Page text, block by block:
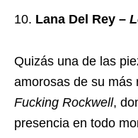
Lana Del Rey –
Quizás una de las
amorosas de su más
Fucking Rockwell,
presencia en todo